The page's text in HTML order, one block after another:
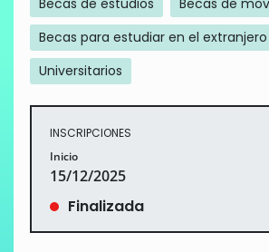
Becas de estudios
Becas de
Becas para estudiar en el extranjero
Universitarios
INSCRIPCIONES
Inicio
15/12/2025
Finalizada